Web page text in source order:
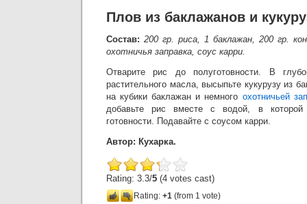
Плов из баклажанов и
Состав: 200 гр. риса, 1 баклажан, 200 гр.
охотничья заправка, соус карри.
Отварите рис до полуготовности. В
растительного масла, высыпьте кукурузу из
на кубики баклажан и немного охотничьей
добавьте рис вместе с водой, в
готовности. Подавайте с соусом карри.
Автор: Кухарка.
Rating: 3.3/5 (4 votes cast)
Rating: +1 (from 1 vote)